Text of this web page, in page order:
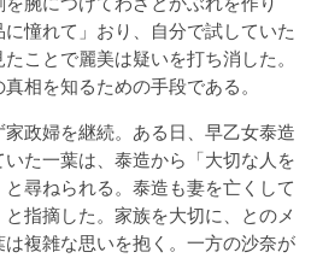
に憧れて」おり、自分で試していた
ことで麗美は疑いを打ち消した。
相を知るための手段である。
政婦を継続。ある日、早乙女泰造
いた一葉は、泰造から「大切な人を
尋ねられる。泰造も妻を亡くして
指摘した。家族を大切に、とのメ
複雑な思いを抱く。一方の沙奈が